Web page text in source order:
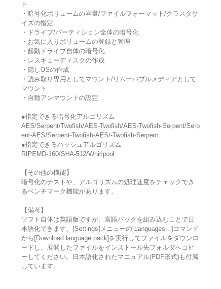
ト
・暗号化ボリュームの容量/ファイルフォーマット/クラスタサ
イズの指定、
・ドライブ/パーティション全体の暗号化
・お気に入りボリュームの登録と管理
・起動ドライブ自体の暗号化
・レスキューディスクの作成
・隠しOSの作成
・読み取り専用としてマウント/リムーバブルメディアとして
マウント
・自動アンマウントの設定
●指定できる暗号化アルゴリズム
AES/Serpent/Twofish/AES-Twofish/AES-Twofish-Serpent/Serp
ent-AES/Serpent-Twofish-AES/-Twofish-Serpent
●指定できるハッシュアルゴリズム
RIPEMD-160/SHA-512/Whirlpool
【その他の機能】
暗号化のテストや、アルゴリズムの処理速度をチェックでき
るベンチマーク機能があります。
【備考】
ソフト自体は英語版ですが、言語パックを組み込むことで日
本語化できます。[Settings]メニューの[Languages...]コマンド
から[Download language pack]を実行してファイルをダウンロ
ードし、展開したファイルをインストール先フォルダへコピ
ーしてください。日本語化されたマニュアル(PDF形式)も付属
しています。